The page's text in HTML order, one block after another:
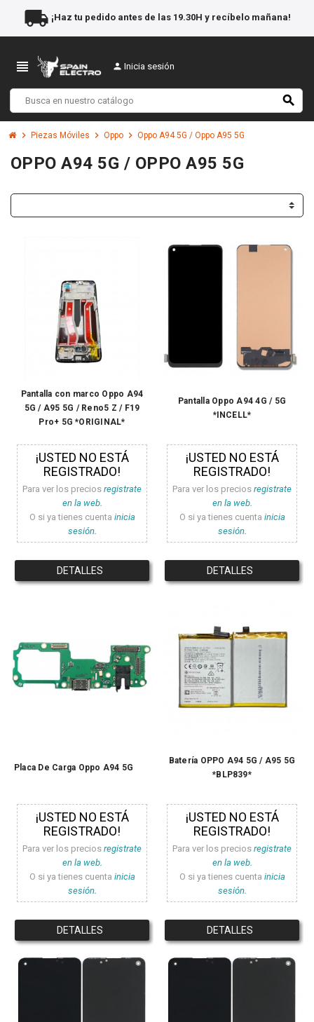
local_shipping ¡Haz tu pedido antes de las 19.30H y recíbelo mañana!
view_headline person Inicia sesión
search
chevron_right Piezas Móviles chevron_right Oppo chevron_right Oppo A94 5G / Oppo A95 5G
OPPO A94 5G / OPPO A95 5G
Pantalla con marco Oppo A94
5G / A95 5G / Reno5 Z / F19
Pro+ 5G *ORIGINAL*
¡USTED NO ESTÁ
REGISTRADO!
Para ver los precios registrate
en la web.
O si ya tienes cuenta inicia
sesión.
DETALLES
Pantalla Oppo A94 4G / 5G
*INCELL*
¡USTED NO ESTÁ
REGISTRADO!
Para ver los precios registrate
en la web.
O si ya tienes cuenta inicia
sesión.
DETALLES
Placa De Carga Oppo A94 5G
¡USTED NO ESTÁ
REGISTRADO!
Para ver los precios registrate
en la web.
O si ya tienes cuenta inicia
sesión.
DETALLES
Batería OPPO A94 5G / A95 5G
*BLP839*
¡USTED NO ESTÁ
REGISTRADO!
Para ver los precios registrate
en la web.
O si ya tienes cuenta inicia
sesión.
DETALLES